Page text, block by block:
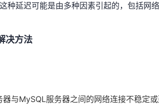
种延迟可能是由多种因素引起的，包括网
决方法
器与MySQL服务器之间的网络连接不稳定或